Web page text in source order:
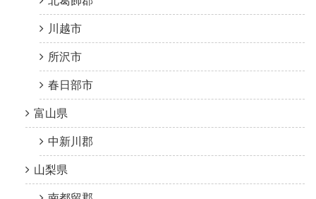
川越市
所沢市
春日部市
富山県
中新川郡
山梨県